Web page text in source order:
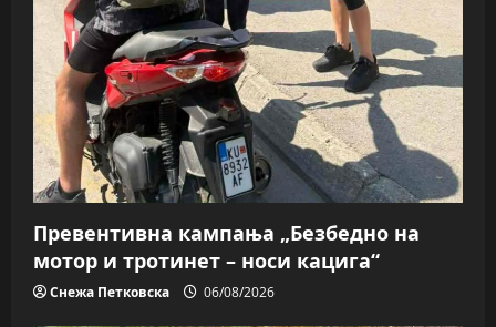
Превентивна кампања „Безбедно на
мотор и тротинет – носи кацига“
Снежа Петковска 06/08/2026